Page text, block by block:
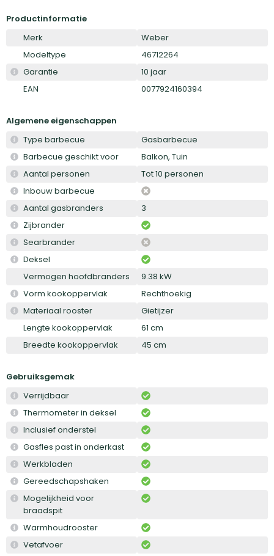
Productinformatie
Merk
Weber
Modeltype
46712264
Garantie
10 jaar
EAN
0077924160394
Algemene eigenschappen
Type barbecue
Gasbarbecue
Barbecue geschikt voor
Balkon, Tuin
Aantal personen
Tot 10 personen
Inbouw barbecue
Aantal gasbranders
3
Zijbrander
Searbrander
Deksel
Vermogen hoofdbranders
9.38 kW
Vorm kookoppervlak
Rechthoekig
Materiaal rooster
Gietijzer
Lengte kookoppervlak
61 cm
Breedte kookoppervlak
45 cm
Gebruiksgemak
Verrijdbaar
Thermometer in deksel
Inclusief onderstel
Gasfles past in onderkast
Werkbladen
Gereedschapshaken
Mogelijkheid voor
braadspit
Warmhoudrooster
Vetafvoer